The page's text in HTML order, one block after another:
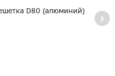
ROMMER Наконечник - решетка D80 (алюминий)